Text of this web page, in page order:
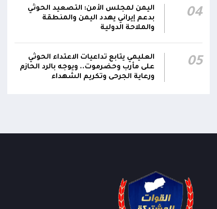
04
اليمن لمجلس الأمن: التصعيد الحوثي
بدعم إيراني يهدد اليمن والمنطقة
والملاحة الدولية
05
العليمي يتابع تداعيات الاعتداء الحوثي
على مأرب وحضرموت.. ويوجه بالرد الحازم
ورعاية الجرحى وتكريم الشهداء